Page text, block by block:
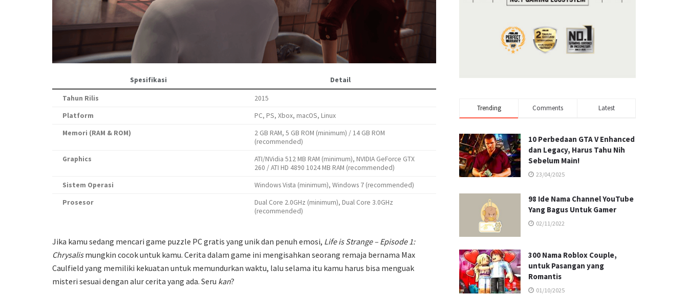
Spesifikasi Detail
Tahun Rilis
2015
Platform
PC, PS, Xbox, macOS, Linux
Memori (RAM & ROM)
2 GB RAM, 5 GB ROM (minimum) / 14 GB ROM
(recommended)
Graphics
ATI/NVidia 512 MB RAM (minimum), NVIDIA GeForce GTX
260 / ATI HD 4890 1024 MB RAM (recommended)
Sistem Operasi
Windows Vista (minimum), Windows 7 (recommended)
Prosesor
Dual Core 2.0GHz (minimum), Dual Core 3.0GHz
(recommended)
Jika kamu sedang mencari game puzzle PC gratis yang unik dan penuh emosi, Life is Strange – Episode 1:
Chrysalismungkin cocok untuk kamu. Cerita dalam game ini mengisahkan seorang remaja bernama Max
Caulfield yang memiliki kekuatan untuk memundurkan waktu, lalu selama itu kamu harus bisa menguak
misteri sesuai dengan alur cerita yang ada. Seru kan?
Trending Comments Latest
10 Perbedaan GTA V Enhanced
dan Legacy, Harus Tahu Nih
Sebelum Main!
23/04/2025
98 Ide Nama Channel YouTube
Yang Bagus Untuk Gamer
02/11/2022
300 Nama Roblox Couple,
untuk Pasangan yang
Romantis
01/10/2025